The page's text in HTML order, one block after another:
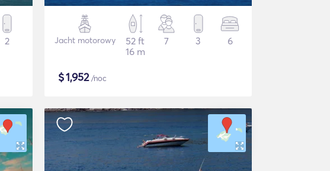
2 Jacht motorowy
52 ft
16 m
7 3 6
$1,952/noc